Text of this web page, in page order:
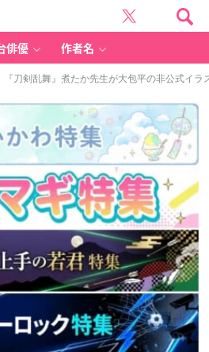
俳優 作者名
『刀剣乱舞』煮たか先生が大包平の非公式イラ